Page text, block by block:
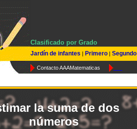
Clasificado por Grado
Jardín de infantes | Primero | Segundo
Contacto AAAMatematicas
la suma de dos
números